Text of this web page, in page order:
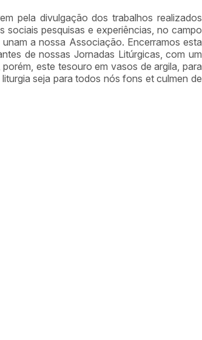
pela divulgação dos trabalhos realizados
sociais pesquisas e experiências, no campo
a nossa Associação. Encerramos esta
de nossas Jornadas Litúrgicas, com um
este tesouro em vasos de argila, para
seja para todos nós fons et culmen de